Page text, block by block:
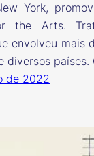
York,
the Arts.
envolveu mais
diversos países.
de 2022